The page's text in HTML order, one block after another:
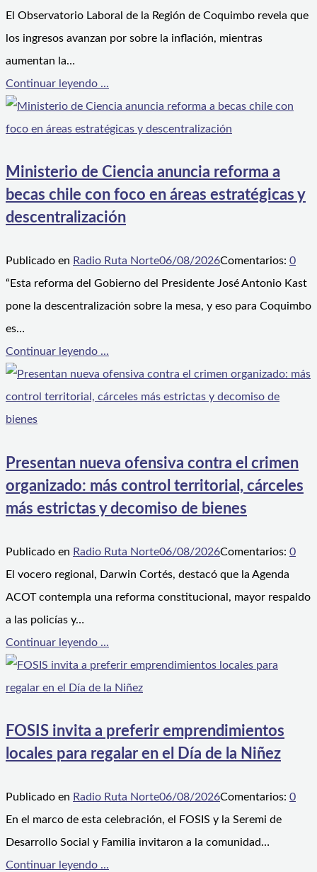
El Observatorio Laboral de la Región de Coquimbo revela que
los ingresos avanzan por sobre la inflación, mientras
aumentan la…
Continuar leyendo ...
Ministerio de Ciencia anuncia reforma a
becas chile con foco en áreas estratégicas y
descentralización
Publicado en Radio Ruta Norte06/08/2026Comentarios: 0
“Esta reforma del Gobierno del Presidente José Antonio Kast
pone la descentralización sobre la mesa, y eso para Coquimbo
es…
Continuar leyendo ...
Presentan nueva ofensiva contra el crimen
organizado: más control territorial, cárceles
más estrictas y decomiso de bienes
Publicado en Radio Ruta Norte06/08/2026Comentarios: 0
El vocero regional, Darwin Cortés, destacó que la Agenda
ACOT contempla una reforma constitucional, mayor respaldo
a las policías y…
Continuar leyendo ...
FOSIS invita a preferir emprendimientos
locales para regalar en el Día de la Niñez
Publicado en Radio Ruta Norte06/08/2026Comentarios: 0
En el marco de esta celebración, el FOSIS y la Seremi de
Desarrollo Social y Familia invitaron a la comunidad…
Continuar leyendo ...